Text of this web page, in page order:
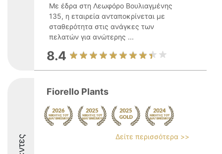
Με έδρα στη Λεωφόρο Βουλιαγμένης
135, η εταιρεία ανταποκρίνεται με
σταθερότητα στις ανάγκες των
πελατών για ανώτερης ...
8.4
Fiorello Plants
Δείτε περισσότερα >>